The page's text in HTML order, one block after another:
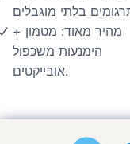
מהיר מאוד: מטמון +
הימנעות משכפול
אובייקטים.